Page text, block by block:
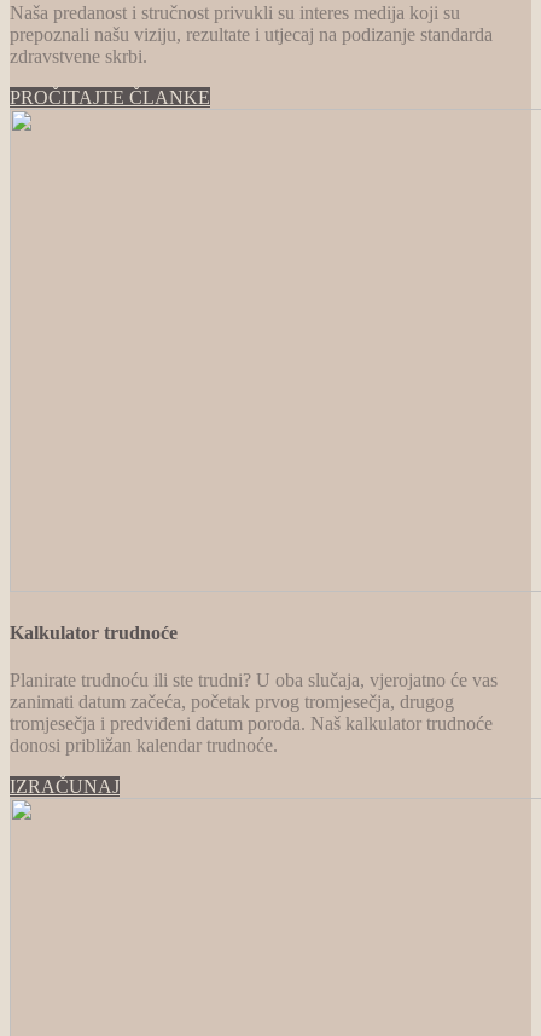
Naša predanost i stručnost privukli su interes medija koji su
prepoznali našu viziju, rezultate i utjecaj na podizanje standarda
zdravstvene skrbi.
PROČITAJTE ČLANKE
Kalkulator trudnoće
Planirate trudnoću ili ste trudni? U oba slučaja, vjerojatno će vas
zanimati datum začeća, početak prvog tromjesečja, drugog
tromjesečja i predviđeni datum poroda. Naš kalkulator trudnoće
donosi približan kalendar trudnoće.
IZRAČUNAJ